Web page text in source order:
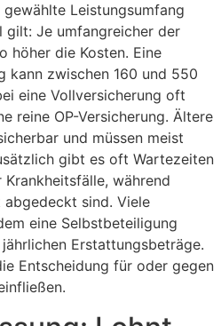
Leistungsumfang
gilt: Je umfangreicher der
höher die Kosten. Eine
kann zwischen 160 und 550
eine Vollversicherung oft
reine OP-Versicherung. Ältere
und müssen meist
gibt es oft Wartezeiten
während
sind. Viele
eine Selbstbeteiligung
Erstattungsbeträge.
Entscheidung für oder gegen